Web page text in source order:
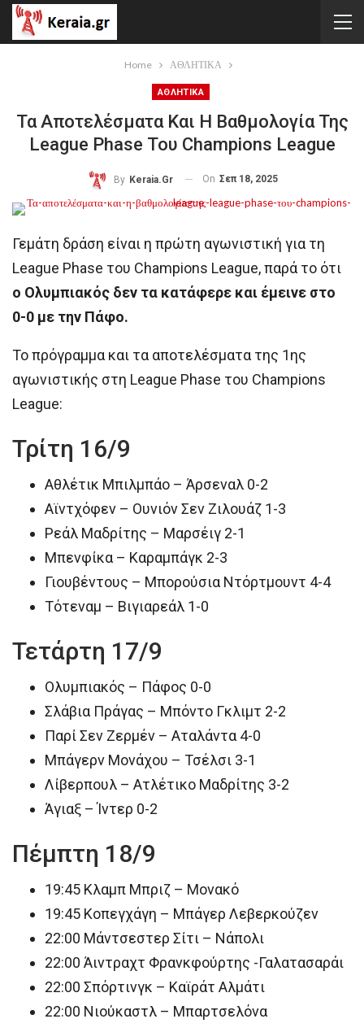
Home ΑΘΛΗΤΙΚΑ
ΑΘΛΗΤΙΚΑ
Τα Αποτελέσματα Και Η Βαθμολογία Της
League Phase Του Champions League
By Keraia.gr On Σεπ 18, 2025
Γεμάτη δράση είναι η πρώτη αγωνιστική για τη
League Phase του Champions League, παρά το ότι
ο Ολυμπιακός δεν τα κατάφερε και έμεινε στο
0-0 με την Πάφο.
Το πρόγραμμα και τα αποτελέσματα της 1ης
αγωνιστικής στη League Phase του Champions
League:
Τρίτη 16/9
Αθλέτικ Μπιλμπάο – Άρσεναλ 0-2
Αϊντχόφεν – Ουνιόν Σεν Ζιλουάζ 1-3
Ρεάλ Μαδρίτης – Μαρσέιγ 2-1
Μπενφίκα – Καραμπάγκ 2-3
Γιουβέντους – Μπορούσια Ντόρτμουντ 4-4
Τότεναμ – Βιγιαρεάλ 1-0
Τετάρτη 17/9
Ολυμπιακός – Πάφος 0-0
Σλάβια Πράγας – Μπόντο Γκλιμτ 2-2
Παρί Σεν Ζερμέν – Αταλάντα 4-0
Μπάγερν Μονάχου – Τσέλσι 3-1
Λίβερπουλ – Ατλέτικο Μαδρίτης 3-2
Άγιαξ – Ίντερ 0-2
Πέμπτη 18/9
19:45 Κλαμπ Μπριζ – Μονακό
19:45 Κοπεγχάγη – Μπάγερ Λεβερκούζεν
22:00 Μάντσεστερ Σίτι – Νάπολι
22:00 Άιντραχτ Φρανκφούρτης -Γαλατασαράι
22:00 Σπόρτινγκ – Καϊράτ Αλμάτι
22:00 Νιούκαστλ – Μπαρτσελόνα